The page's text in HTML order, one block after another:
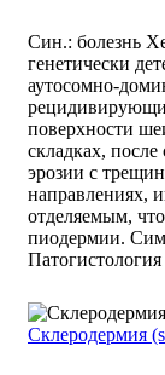
Син.: болезнь
генетически
аутосомно-
поверхности
складках,
эрозии с
направлениях,
отделяемым,
пиодермии.
Склеродермия